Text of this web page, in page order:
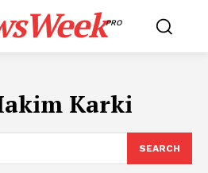
PRO
Karki
SEARCH